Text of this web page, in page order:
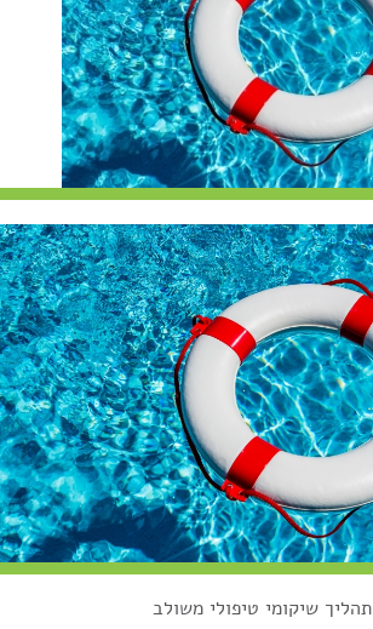
תהליך שיקומי טיפולי משולב